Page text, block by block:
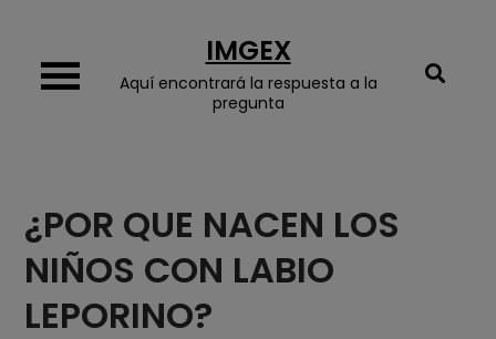
content
IMGEX
Aquí encontrará la respuesta a la
pregunta
¿POR QUE NACEN LOS
NIÑOS CON LABIO
LEPORINO?